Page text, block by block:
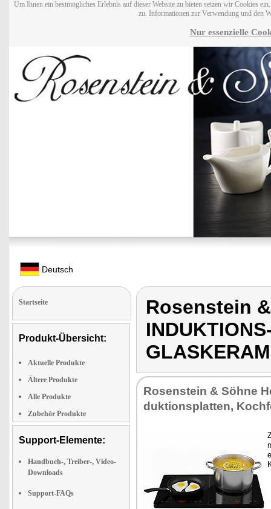
Um Ihnen ein bestmögliches Erlebnis auf dieser Website zu bieten setzen wir Cookies
zu. Informationen zur Verwendung und den
Nur essenzielle
Deutsch
Startseite
Produkt-Übersicht:
Aktuelle Produkte
Ältere Produkte
Alle Produkte
Zubehör Produkte
Support-Elemente:
Handbuch-, Treiber-, Video-
Downloads
Support-FAQs
Rosenstein
Ro­sen­stein & Söh­ne
duk­ti­ons­plat­ten,